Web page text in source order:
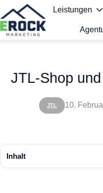
Leistungen
JTL
JTL-Shop
10.
Inhalt